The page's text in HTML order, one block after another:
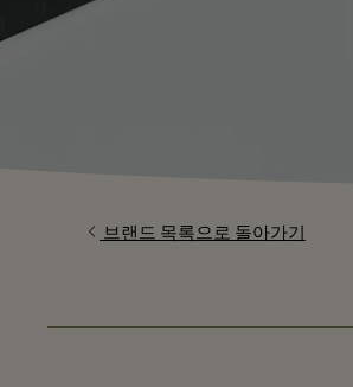
브랜드 목록으로 돌아가기